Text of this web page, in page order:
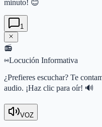
minuto! 😊
1
📻
Locución Informativa
¿Prefieres escuchar? Te
audio. ¡Haz clic para oír! 🔊
VOZ